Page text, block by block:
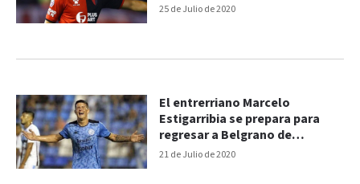
25 de Julio de 2020
21 de Julio de 2020
El entrerriano Marcelo
Estigarribia se prepara para
regresar a Belgrano de
Córdoba